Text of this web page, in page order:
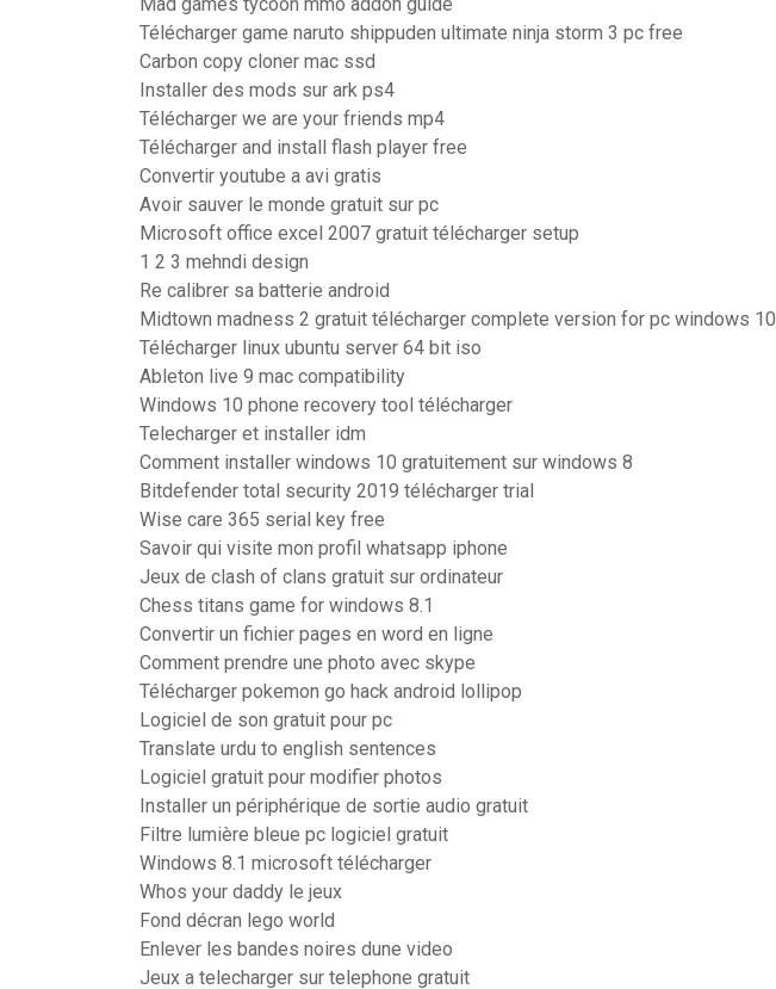
Télécharger game naruto shippuden ultimate ninja storm 3 pc free
Carbon copy cloner mac ssd
Installer des mods sur ark ps4
Télécharger we are your friends mp4
Télécharger and install flash player free
Convertir youtube a avi gratis
Avoir sauver le monde gratuit sur pc
Microsoft office excel 2007 gratuit télécharger setup
1 2 3 mehndi design
Re calibrer sa batterie android
Midtown madness 2 gratuit télécharger complete version for pc windows 10
Télécharger linux ubuntu server 64 bit iso
Ableton live 9 mac compatibility
Windows 10 phone recovery tool télécharger
Telecharger et installer idm
Comment installer windows 10 gratuitement sur windows 8
Bitdefender total security 2019 télécharger trial
Wise care 365 serial key free
Savoir qui visite mon profil whatsapp iphone
Jeux de clash of clans gratuit sur ordinateur
Chess titans game for windows 8.1
Convertir un fichier pages en word en ligne
Comment prendre une photo avec skype
Télécharger pokemon go hack android lollipop
Logiciel de son gratuit pour pc
Translate urdu to english sentences
Logiciel gratuit pour modifier photos
Installer un périphérique de sortie audio gratuit
Filtre lumière bleue pc logiciel gratuit
Windows 8.1 microsoft télécharger
Whos your daddy le jeux
Fond décran lego world
Enlever les bandes noires dune video
Jeux a telecharger sur telephone gratuit